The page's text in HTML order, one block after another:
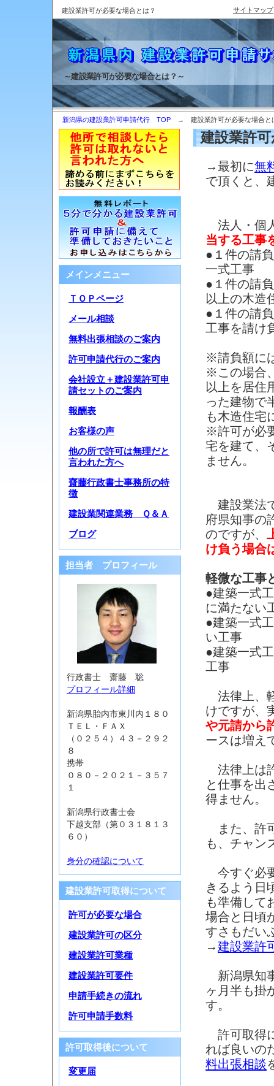
建設業許可が必要な場合とは？
～建設業許可が必要な場合とは？～
新潟県の建設業許可申請代行 TOP → 建設業許可が必要な場合と
建設業許
→最初に無
で頂くと、
法人・個
当する工事
●１件の請
一式工事
●１件の請
以上の木造
●１件の請
工事を請け
※請負額に
※この場合
以上を居住
った建物で
も木造住宅
※許可が必
宅を建て、
ません。
建設業法
府県知事の
のですが、
け負う場合
軽微な工事
●建築一式
に満たない
●建築一式
い工事
●建築一式
工事
法律上、
けですが、
や元請から
ースは増え
法律上は
と仕事を出
得ません。
また、許
も、チャン
今すぐ必
きるよう日
も準備して
場合と日頃
すさもだい
→建設業許
新潟県知
ヶ月半も掛
す。
許可取得
れば良いの
料出張相談
メインメニュー
ＴＯＰページ
メール相談
無料出張相談のご案内
許可申請代行のご案内
会社設立＋建設業許可申
請セットのご案内
報酬表
お客様の声
他の所で許可は無理だと
言われた方へ
齋藤行政書士事務所の特
徴
建設業関連業務 Ｑ＆Ａ
ブログ
担当者 プロフィール
行政書士 齋藤 聡
プロフィール詳細
新潟県胎内市東川内１８０
ＴＥＬ・ＦＡＸ
（０２５４）４３－２９２
８
携帯
０８０－２０２１－３５７
１
新潟県行政書士会
下越支部（第０３１８１３
６０）
身分の確認について
建設業許可取得について
許可が必要な場合
建設業許可の区分
建設業許可業種
建設業許可要件
申請手続きの流れ
許可申請手数料
許可取得後について
変更届
サイトマップ